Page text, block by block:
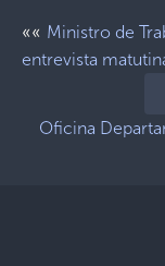
«« Ministro de
entrevista
Oficina